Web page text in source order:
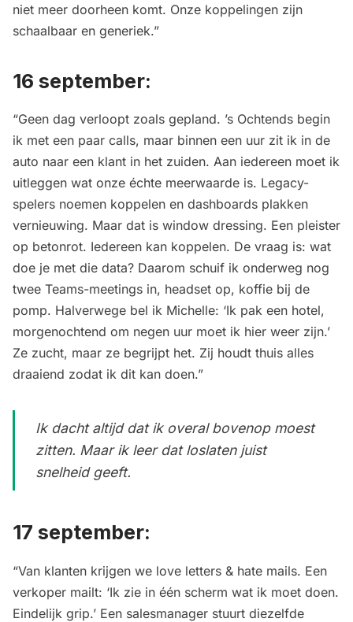
niet meer doorheen komt. Onze koppelingen zijn
schaalbaar en generiek.”
16 september:
“Geen dag verloopt zoals gepland. ’s Ochtends begin
ik met een paar calls, maar binnen een uur zit ik in de
auto naar een klant in het zuiden. Aan iedereen moet ik
uitleggen wat onze échte meerwaarde is. Legacy-
spelers noemen koppelen en dashboards plakken
vernieuwing. Maar dat is window dressing. Een pleister
op betonrot. Iedereen kan koppelen. De vraag is: wat
doe je met die data? Daarom schuif ik onderweg nog
twee Teams-meetings in, headset op, koffie bij de
pomp. Halverwege bel ik Michelle: ‘Ik pak een hotel,
morgenochtend om negen uur moet ik hier weer zijn.’
Ze zucht, maar ze begrijpt het. Zij houdt thuis alles
draaiend zodat ik dit kan doen.”
Ik dacht altijd dat ik overal bovenop moest
zitten. Maar ik leer dat loslaten juist
snelheid geeft.
17 september:
“Van klanten krijgen we love letters & hate mails. Een
verkoper mailt: ‘Ik zie in één scherm wat ik moet doen.
Eindelijk grip.’ Een salesmanager stuurt diezelfde